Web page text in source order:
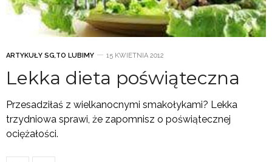
ARTYKUŁY SG,TO LUBIMY 15 KWIETNIA 2012
Lekka dieta poświąteczna
Przesadziłaś z wielkanocnymi smakołykami? Lekka
trzydniowa sprawi, że zapomnisz o poświątecznej
ociężałości.